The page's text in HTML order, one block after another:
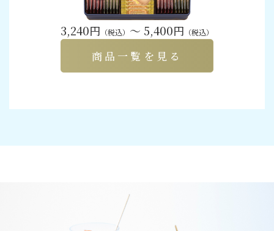
3,240円 （税込） ～ 5,400円 （税込）
商品一覧を見る